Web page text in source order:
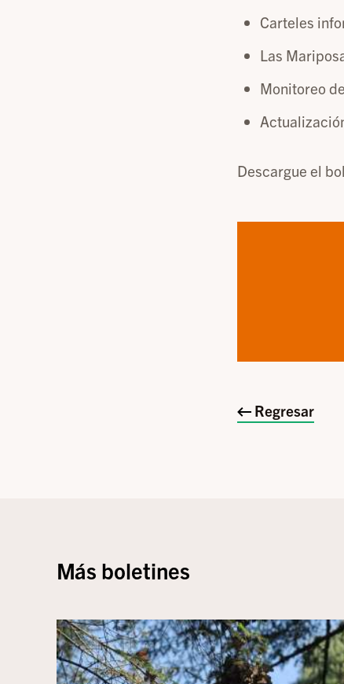
Carteles
Las
Monitoreo
Descargue el
Regresar
Más boletines